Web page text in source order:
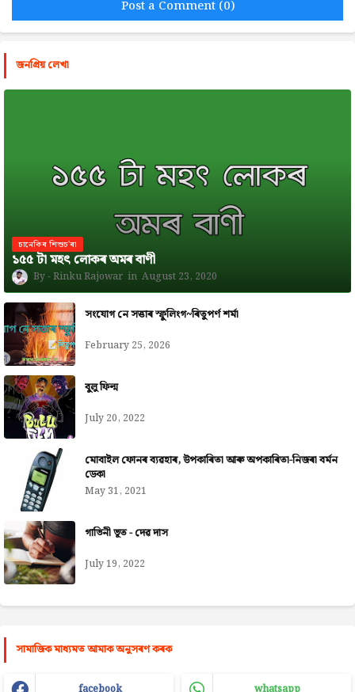
Post a Comment (0)
জনপ্রিয় লেখা
চানেকিৰ শিশুচ'ৰা
১৫৫ টা মহৎ লোকৰ অমৰ বাণী
Rinku Rajowar August 23, 2020
সংযোগ নে সত্তাৰ স্ফুলিংগ~ৰিতুপৰ্ণ শৰ্মা
February 25, 2026
বুলু ফিল্ম
July 20, 2022
মোবাইল ফোনৰ ব্যৱহাৰ, উপকাৰিতা আৰু অপকাৰিতা-নিজৰা বৰ্মন
ডেকা
May 31, 2021
গাভিনী ভূত - দেৱ দাস
July 19, 2022
সামাজিক মাধ্যমত আমাক অনুসৰণ কৰক